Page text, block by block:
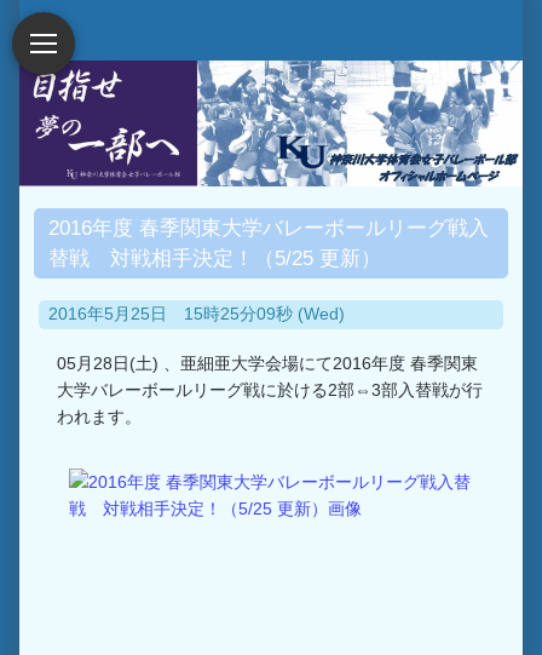
2016年度 春季関東大学バレーボールリーグ戦入
替戦 対戦相手決定！（5/25 更新）
2016年5月25日 15時25分09秒 (Wed)
05月28日(土) 、亜細亜大学会場にて2016年度 春季関東
大学バレーボールリーグ戦に於ける2部⇔3部入替戦が行
われます。